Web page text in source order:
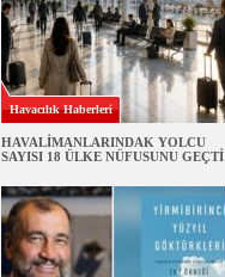
Havacılık Haberleri
HAVALİMANLARINDAK YOLCU
SAYISI 18 ÜLKE NÜFUSUNU GEÇTİ